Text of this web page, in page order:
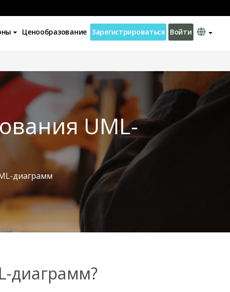
Ценообразование Зарегистрироваться Войти
UML-
диаграмм
диаграмм?